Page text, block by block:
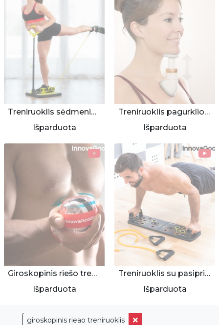
giroskopinis rieao treniruoklis
Treniruoklis sėdmenims ir kojoms
Išparduota
Treniruoklis pagurklio odos suglebėjimui mažinti
Išparduota
Giroskopinis riešo treniruoklis „Powerball“
Išparduota
Treniruoklis su pasipriešinimo juostomis
Išparduota